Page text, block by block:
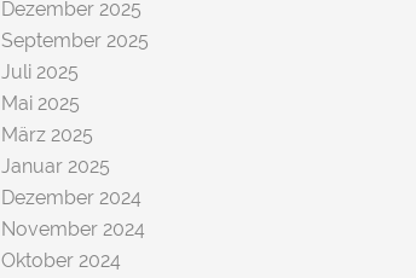
Dezember 2025
September 2025
Juli 2025
Mai 2025
März 2025
Januar 2025
Dezember 2024
November 2024
Oktober 2024